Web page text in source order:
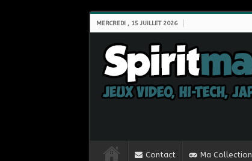
MERCREDI , 15 JUILLET 2026
Contact Ma Collection